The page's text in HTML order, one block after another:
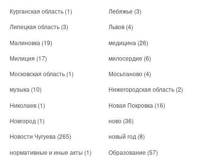
Курганская область (1) Лебяжье (3)
Липецкая область (3) Львов (4)
Малиновка (19) медицина (26)
Милиция (17) милосердие (6)
Московская область (1) Мосьпаново (4)
музыка (10) Нижегородская область (2)
Николаев (1) Новая Покровка (16)
Новгород (1) ново (36)
Новости Чугуева (265) новый год (8)
нормативные и иные акты (1) Образование (57)